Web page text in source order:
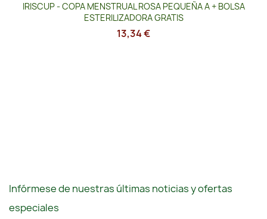
IRISCUP - COPA MENSTRUAL ROSA PEQUEÑA A + BOLSA
ESTERILIZADORA GRATIS
13,34 €
Infórmese de nuestras últimas noticias y ofertas
especiales